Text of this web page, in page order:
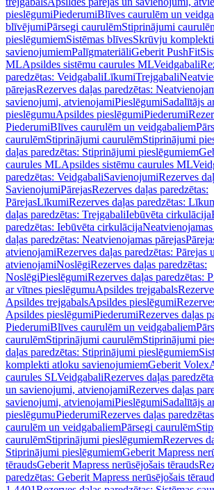
pieslēgumiPiederumiBlīves caurulēm un
blīvējumiPārsegi caurulēmStiprinājumi
pieslēgumiemSistēmas blīvesSkrūvju
savienojumiemPalīgmateriāliGeberit PushFit
MLApsildes sistēmu caurules MLVeidgabali
paredzētas: VeidgabaliLīkumiTrejgabali
pārejasRezerves daļas paredzētas:
savienojumi, atvienojamiPieslēgumiSadalītājs
pieslēgumuApsildes pieslēgumiPiederumi
PiederumiBlīves caurulēm un veidgabaliem
caurulēmStiprinājumi caurulēmStiprinājumi
daļas paredzētas: Stiprinājumi pieslēgumiem
caurules MLApsildes sistēmu caurules ML
paredzētas: VeidgabaliSavienojumiRezerves
SavienojumiPārejasRezerves daļas paredzētas:
PārejasLīkumiRezerves daļas paredzētas:
daļas paredzētas: TrejgabaliIebūvēta cirkulācija
paredzētas: Iebūvēta cirkulācija
daļas paredzētas: Neatvienojamas pārejas
atvienojamiRezerves daļas paredzētas: Pārejas
atvienojamiNoslēgiRezerves daļas paredzētas:
NoslēgiPieslēgumiRezerves daļas paredzētas:
ar vītnes pieslēgumuApsildes trejgabals
Apsildes trejgabalsApsildes pieslēgumi
Apsildes pieslēgumiPiederumiRezerves daļas
PiederumiBlīves caurulēm un veidgabaliem
caurulēmStiprinājumi caurulēmStiprinājumi
daļas paredzētas: Stiprinājumi pieslēgumiem
komplekti atloku savienojumiemGeberit Volex
caurules SLVeidgabaliRezerves daļas
un savienojumi, atvienojamiRezerves daļas
savienojumi, atvienojamiPieslēgumiSadalītājs
pieslēgumuPiederumiRezerves daļas
caurulēm un veidgabaliemPārsegi caurulēm
caurulēmStiprinājumi pieslēgumiemRezerves
Stiprinājumi pieslēgumiemGeberit Mapress
tēraudsGeberit Mapress nerūsējošais tērauds
paredzētas: Geberit Mapress nerūsējošais